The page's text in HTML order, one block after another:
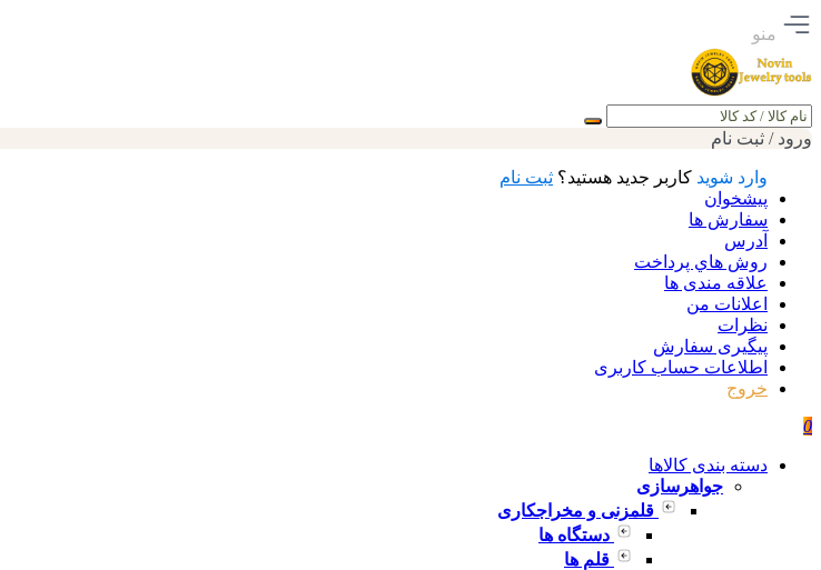
منو
جستجو
ورود / ثبت نام
وارد شوید کاربر جدید هستید؟ ثبت نام
پیشخوان
سفارش ها
آدرس
روش هاي پرداخت
علاقه مندی ها
اعلانات من
نظرات
پیگیری سفارش
اطلاعات حساب كاربری
خروج
0
دسته بندی کالاها
جواهرسازی
قلمزنی و مخراجکاری
دستگاه ها
قلم ها